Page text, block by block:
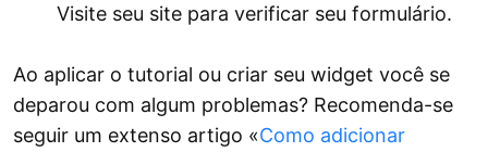
Visite seu site para verificar seu formulário.
Ao aplicar o tutorial ou criar seu widget você se
deparou com algum problemas? Recomenda-se
seguir um extenso artigo «Como adicionar